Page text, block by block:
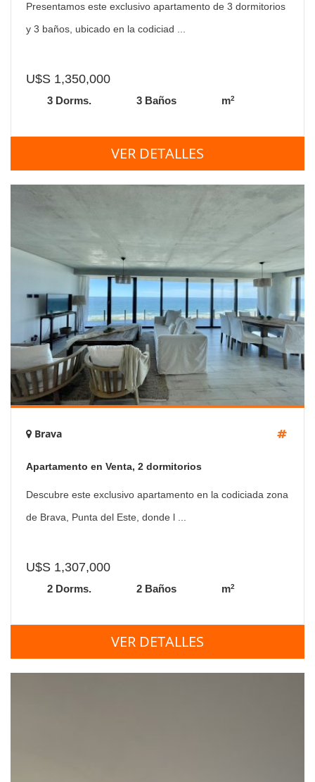
Presentamos este exclusivo apartamento de 3 dormitorios
y 3 baños, ubicado en la codiciad ...
U$S 1,350,000
3 Dorms. 3 Baños m2
VER DETALLES
Brava
Apartamento en Venta, 2 dormitorios
Descubre este exclusivo apartamento en la codiciada zona
de Brava, Punta del Este, donde l ...
U$S 1,307,000
2 Dorms. 2 Baños m2
VER DETALLES